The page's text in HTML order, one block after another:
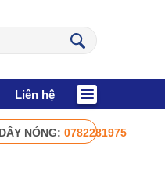
Liên hệ
NÓNG: 0782281975